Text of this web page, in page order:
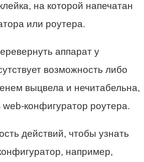
на которой напечатан
или роутера.
аппарат у
возможность либо
выцвела и нечитабельна,
web-конфигуратор роутера.
действий, чтобы узнать
например,